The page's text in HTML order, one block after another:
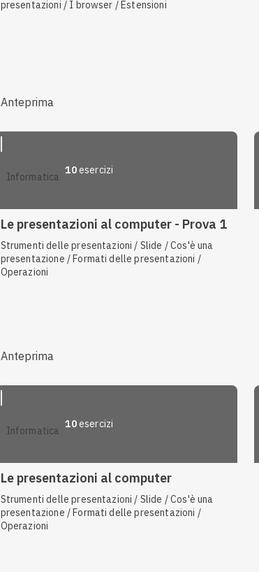
presentazioni / I browser / Estensioni
Anteprima
informatica
10esercizi
Le presentazioni al computer - Prova 1
Strumenti delle presentazioni / Slide / Cos'è una
presentazione / Formati delle presentazioni /
Operazioni
Anteprima
informatica
10esercizi
Le presentazioni al computer
Strumenti delle presentazioni / Slide / Cos'è una
presentazione / Formati delle presentazioni /
Operazioni